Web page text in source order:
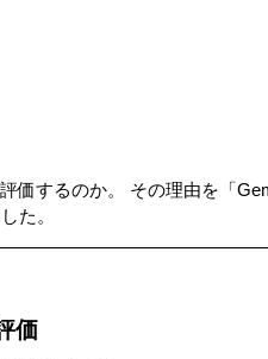
価するのか。 その理由を「
た。
価